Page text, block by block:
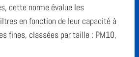
cette norme évalue les
en fonction de leur capacité à
fines, classées par taille : PM10,